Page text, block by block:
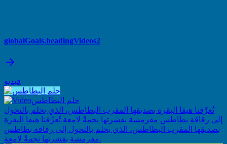
globalGoals.headingVideos2
فيديو
حلم البطاطس
تُعرِّفنا هيفا البقرة بصديقها المقرب البطاطس، الذي يحلم بالتحول
إلى رقاقة بطاطس مقرمشة بقشرتها نجمةً لامعة.تُعرِّفنا هيفا البقرة
بصديقها المقرب البطاطس، الذي يحلم بالتحول إلى رقاقة بطاطس
مقرمشة بقشرتها نجمةً لامعة.